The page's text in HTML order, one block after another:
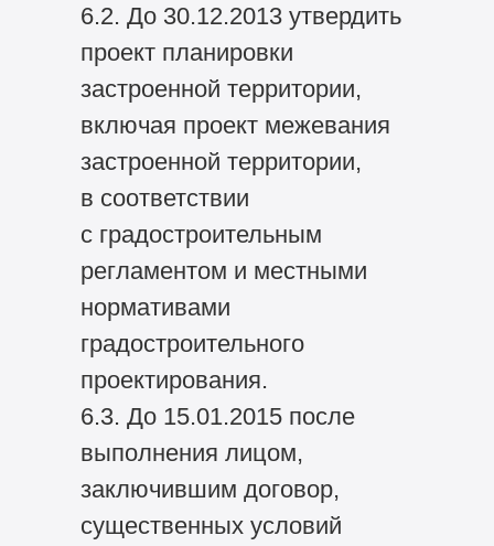
6.2. До 30.12.2013 утвердить
проект планировки
застроенной территории,
включая проект межевания
застроенной территории,
в соответствии
с градостроительным
регламентом и местными
нормативами
градостроительного
проектирования.
6.3. До 15.01.2015 после
выполнения лицом,
заключившим договор,
существенных условий